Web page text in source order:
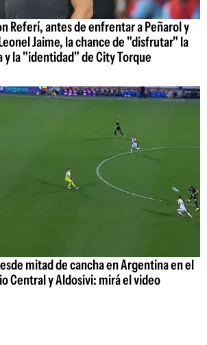
Referí, antes de enfrentar a Peñarol y
Jaime, la chance de "disfrutar" la
y la "identidad" de City Torque
mitad de cancha en Argentina en el
Central y Aldosivi: mirá el video